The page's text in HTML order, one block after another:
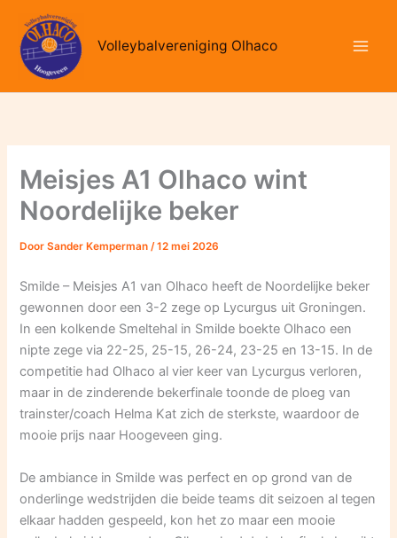
naar
inhoud
Volleybalvereniging Olhaco
Meisjes A1 Olhaco wint
Noordelijke beker
DoorSander Kemperman/12 mei 2026
Smilde – Meisjes A1 van Olhaco heeft de Noordelijke beker
gewonnen door een 3-2 zege op Lycurgus uit Groningen.
In een kolkende Smeltehal in Smilde boekte Olhaco een
nipte zege via 22-25, 25-15, 26-24, 23-25 en 13-15. In de
competitie had Olhaco al vier keer van Lycurgus verloren,
maar in de zinderende bekerfinale toonde de ploeg van
trainster/coach Helma Kat zich de sterkste, waardoor de
mooie prijs naar Hoogeveen ging.
De ambiance in Smilde was perfect en op grond van de
onderlinge wedstrijden die beide teams dit seizoen al tegen
elkaar hadden gespeeld, kon het zo maar een mooie